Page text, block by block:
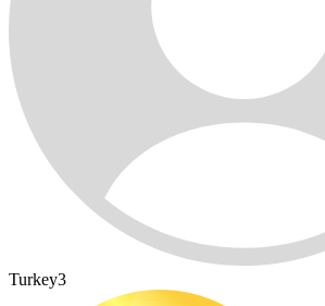
Turkey3